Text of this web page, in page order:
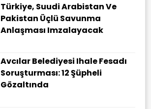
Türkiye, Suudi Arabistan Ve
Pakistan Üçlü Savunma
Anlaşması Imzalayacak
Avcılar Belediyesi Ihale Fesadı
Soruşturması: 12 Şüpheli
Gözaltında